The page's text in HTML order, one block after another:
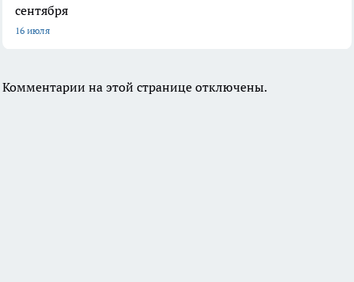
сентября
16 июля
Комментарии на этой странице отключены.